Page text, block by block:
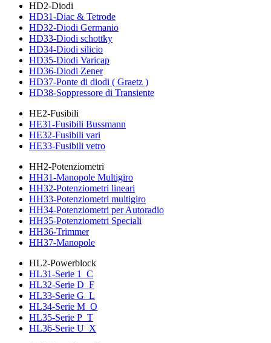
HD2-Diodi
HD31-Diac & Tetrode
HD32-Diodi Germanio
HD33-Diodi schottky
HD34-Diodi silicio
HD35-Diodi Varicap
HD36-Diodi Zener
HD37-Ponte di diodi ( Graetz )
HD38-Soppressore di Transiente
HE2-Fusibili
HE31-Fusibili Bussmann
HE32-Fusibili vari
HE33-Fusibili vetro
HH2-Potenziometri
HH31-Manopole Multigiro
HH32-Potenziometri lineari
HH33-Potenziometri multigiro
HH34-Potenziometri per Autoradio
HH35-Potenziometri Speciali
HH36-Trimmer
HH37-Manopole
HL2-Powerblock
HL31-Serie 1_C
HL32-Serie D_F
HL33-Serie G_L
HL34-Serie M_O
HL35-Serie P_T
HL36-Serie U_X